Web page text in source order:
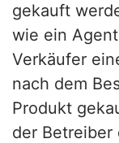
gekauft
wie ein
Verkäufer
nach dem
Produkt
der Betreiber